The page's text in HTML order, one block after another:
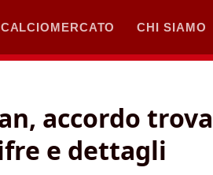
CALCIOMERCATO CHI SIAMO
accordo
e dettagli